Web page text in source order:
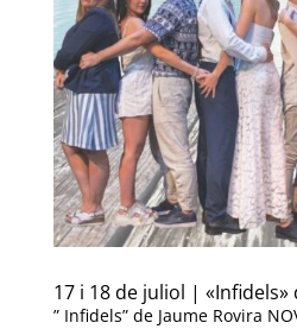
17 i 18 de juliol | «Infidels»
” Infidels” de Jaume Rovira